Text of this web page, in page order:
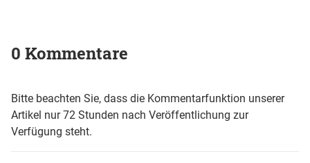
0 Kommentare
Bitte beachten Sie, dass die Kommentarfunktion unserer
Artikel nur 72 Stunden nach Veröffentlichung zur
Verfügung steht.